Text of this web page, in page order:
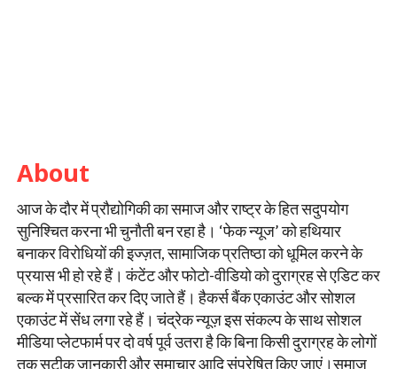
About
आज के दौर में प्रौद्योगिकी का समाज और राष्ट्र के हित सदुपयोग
सुनिश्चित करना भी चुनौती बन रहा है। ‘फेक न्यूज’ को हथियार
बनाकर विरोधियों की इज्ज़त, सामाजिक प्रतिष्ठा को धूमिल करने के
प्रयास भी हो रहे हैं। कंटेंट और फोटो-वीडियो को दुराग्रह से एडिट कर
बल्क में प्रसारित कर दिए जाते हैं। हैकर्स बैंक एकाउंट और सोशल
एकाउंट में सेंध लगा रहे हैं। चंद्रेक न्यूज़ इस संकल्प के साथ सोशल
मीडिया प्लेटफार्म पर दो वर्ष पूर्व उतरा है कि बिना किसी दुराग्रह के लोगों
तक सटीक जानकारी और समाचार आदि संप्रेषित किए जाएं।समाज